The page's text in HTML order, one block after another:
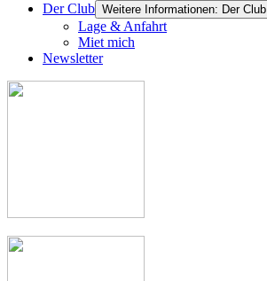
Der Club Weitere Informationen: Der Club
Lage & Anfahrt
Miet mich
Newsletter